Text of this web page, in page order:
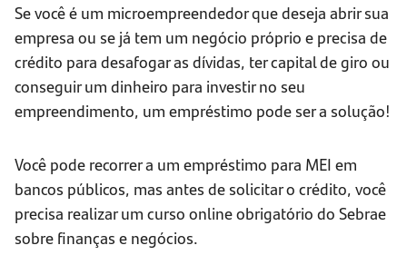
Se você é um microempreendedor que deseja abrir sua
empresa ou se já tem um negócio próprio e precisa de
crédito para desafogar as dívidas, ter capital de giro ou
conseguir um dinheiro para investir no seu
empreendimento, um empréstimo pode ser a solução!
Você pode recorrer a um empréstimo para MEI em
bancos públicos, mas antes de solicitar o crédito, você
precisa realizar um curso online obrigatório do Sebrae
sobre finanças e negócios.